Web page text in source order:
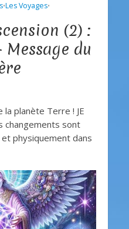
•Les Voyages•
(2) :
du
planète Terre ! JE
changements sont
physiquement dans